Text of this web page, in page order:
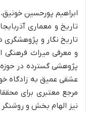
ابراهیم پورحسین
تاریخ و معماری
تاریخ نگار و
و معرفی میراث
پژوهشی گسترده در
عشقی عمیق به زادگاه
مرجع معتبری برای
نیز الهام بخش و